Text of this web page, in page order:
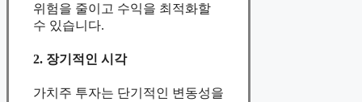
위험을 줄이고 수익을 최적화할
수 있습니다.
2. 장기적인 시각
가치주 투자는 단기적인 변동성을